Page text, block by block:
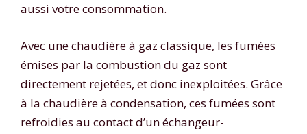
aussi votre consommation.
Avec une chaudière à gaz classique, les fumées
émises par la combustion du gaz sont
directement rejetées, et donc inexploitées. Grâce
à la chaudière à condensation, ces fumées sont
refroidies au contact d’un échangeur-